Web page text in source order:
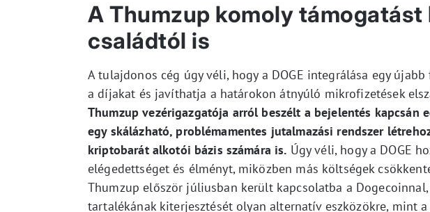
A Thumzup komoly támogatást
családtól is
A tulajdonos cég úgy véli, hogy a DOGE integrálása egy
a díjakat és javíthatja a határokon átnyúló mikrofizetések
Thumzup vezérigazgatója arról beszélt a bejelentés kapcsán
egy skálázható, problémamentes jutalmazási rendszer
kriptobarát alkotói bázis számára is. Úgy véli, hogy a DOGE
elégedettséget és élményt, miközben más költségek
Thumzup először júliusban került kapcsolatba a
tartalékának kiterjesztését olyan alternatív eszközökre, mint a